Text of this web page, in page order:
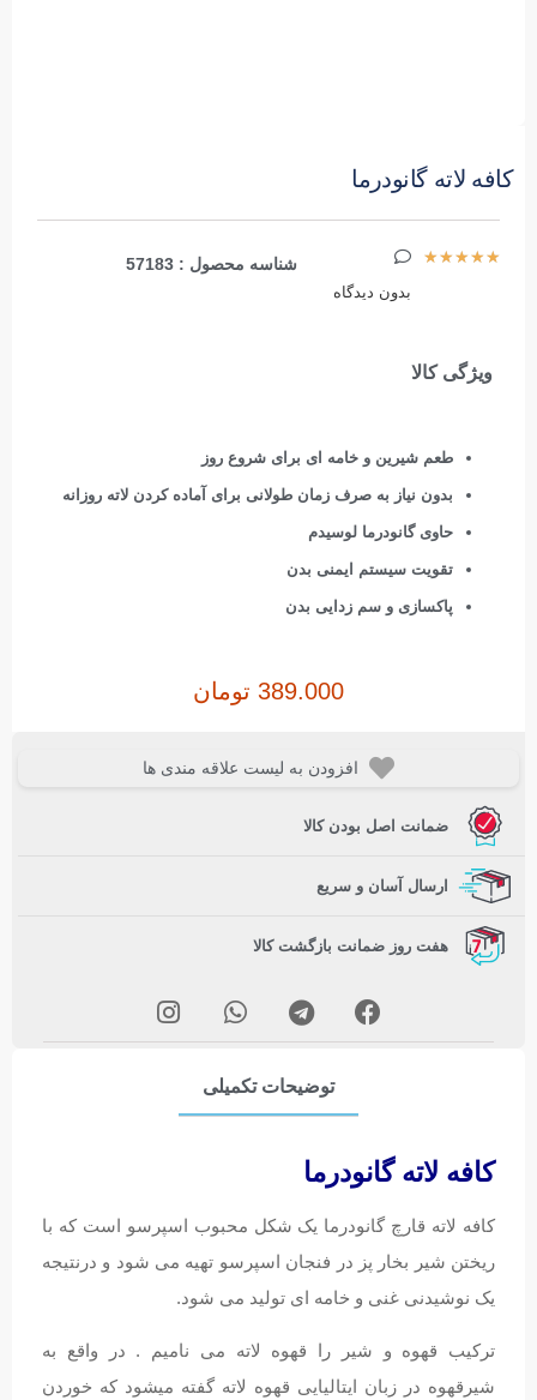
کافه لاته گانودرما
★
★
★
★
★
بدون دیدگاه
شناسه محصول : 57183
ویژگی کالا
طعم شیرین و خامه ای برای شروع روز
بدون نیاز به صرف زمان طولانی برای آماده کردن لاته روزانه
حاوی گانودرما لوسیدم
تقویت سیستم ایمنی بدن
پاکسازی و سم زدایی بدن
389.000 تومان
افزودن به لیست علاقه مندی ها
ضمانت اصل بودن کالا
ارسال آسان و سریع
هفت روز ضمانت بازگشت کالا
توضیحات تکمیلی
کافه لاته گانودرما
کافه لاته قارچ گانودرما یک شکل محبوب اسپرسو است که با
ریختن شیر بخار پز در فنجان اسپرسو تهیه می شود و درنتیجه
یک نوشیدنی غنی و خامه ای تولید می شود.
ترکیب قهوه و شیر را قهوه لاته می نامیم . در واقع به
شیرقهوه در زبان ایتالیایی قهوه لاته گفته میشود که خوردن